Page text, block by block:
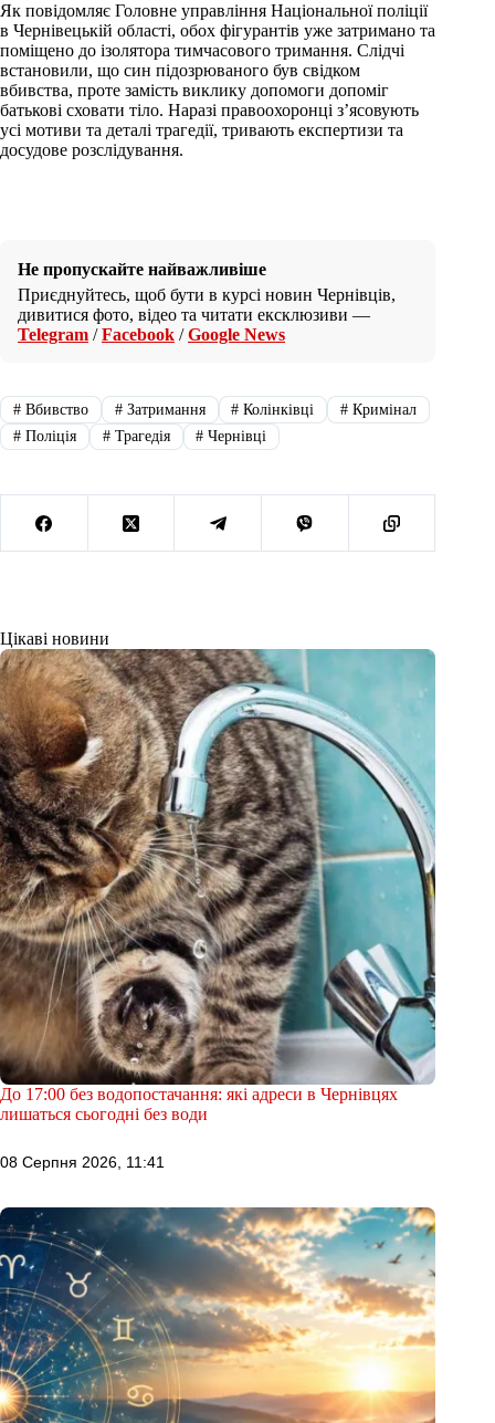
Як повідомляє Головне управління Національної поліції
в Чернівецькій області, обох фігурантів уже затримано та
поміщено до ізолятора тимчасового тримання. Слідчі
встановили, що син підозрюваного був свідком
вбивства, проте замість виклику допомоги допоміг
батькові сховати тіло. Наразі правоохоронці з’ясовують
усі мотиви та деталі трагедії, тривають експертизи та
досудове розслідування.
Не пропускайте найважливіше
Приєднуйтесь, щоб бути в курсі новин Чернівців,
дивитися фото, відео та читати ексклюзиви —
Telegram /Facebook /Google News
#Вбивство #Затримання # Колінківці # Кримінал
#Поліція #Трагедія # Чернівці
Цікаві новини
До 17:00 без водопостачання: які адреси в Чернівцях
лишаться сьогодні без води
08 Серпня 2026, 11:41